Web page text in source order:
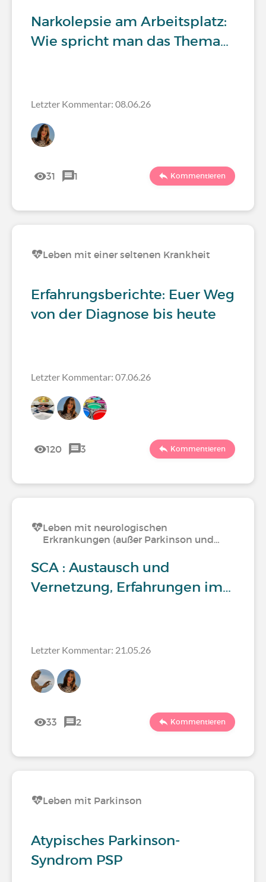
Narkolepsie am Arbeitsplatz:
Wie spricht man das Thema…
Letzter Kommentar: 08.06.26
31 1 Kommentieren
Leben mit einer seltenen Krankheit
Erfahrungsberichte: Euer Weg
von der Diagnose bis heute
Letzter Kommentar: 07.06.26
120 3 Kommentieren
Leben mit neurologischen
Erkrankungen (außer Parkinson und…
SCA : Austausch und
Vernetzung, Erfahrungen im…
Letzter Kommentar: 21.05.26
33 2 Kommentieren
Leben mit Parkinson
Atypisches Parkinson-
Syndrom PSP